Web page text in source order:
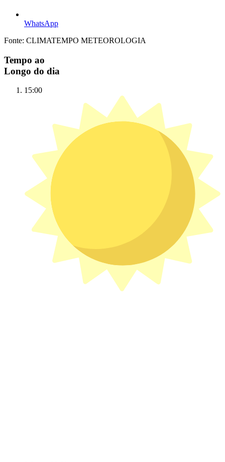
WhatsApp
Fonte: CLIMATEMPO METEOROLOGIA
Tempo ao
Longo do dia
15:00